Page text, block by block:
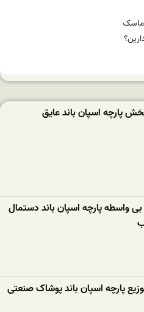
ماسک
پخش پارچه اسپان باند عایق
بی واسطه پارچه اسپان باند دستمال
توزیع پارچه اسپان باند پوشاک صنعتی